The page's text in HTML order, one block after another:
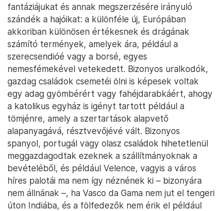
fantáziájukat és annak megszerzésére irányuló
szándék a hajóikat: a különféle új, Európában
akkoriban különösen értékesnek és drágának
számító termények, amelyek ára, például a
szerecsendióé vagy a borsé, egyes
nemesfémekével vetekedett. Bizonyos uralkodók,
gazdag családok csemetéi ölni is képesek voltak
egy adag gyömbérért vagy fahéjdarabkáért, ahogy
a katolikus egyház is igényt tartott például a
tömjénre, amely a szertartások alapvető
alapanyagává, résztvevőjévé vált. Bizonyos
spanyol, portugál vagy olasz családok hihetetlenül
meggazdagodtak ezeknek a szállítmányoknak a
bevételéből, és például Velence, vagyis a város
híres palotái ma nem így néznének ki – bizonyára
nem állnának –, ha Vasco da Gama nem jut el tengeri
úton Indiába, és a fölfedezők nem érik el például